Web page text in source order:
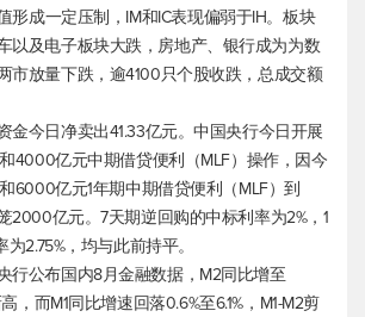
形成一定压制，IM和IC表现偏弱于IH。板块
以及电子板块大跌，房地产、银行成为为数
市放量下跌，逾4100只个股收跌，总成交额
金今日净卖出41.33亿元。中国央行今日开展
4000亿元中期借贷便利（MLF）操作，因今
6000亿元1年期中期借贷便利（MLF）到
2000亿元。7天期逆回购的中标利率为2%，1
2.75%，均与此前持平。
行公布国内8月金融数据，M2同比增至
，而M1同比增速回落0.6%至6.1%，M1-M2剪